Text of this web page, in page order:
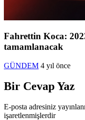
Fahrettin Koca:
tamamlanacak
GÜNDEM 4 yıl önce
Bir Cevap Yaz
E-posta adresiniz
işaretlenmişlerdir